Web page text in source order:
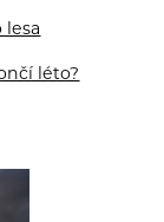
lesa
léto?